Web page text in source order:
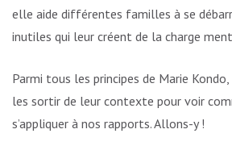
elle aide différentes familles à se
inutiles qui leur créent de la charge
Parmi tous les principes de Marie
les sortir de leur contexte pour voir
s’appliquer à nos rapports. Allons-y !